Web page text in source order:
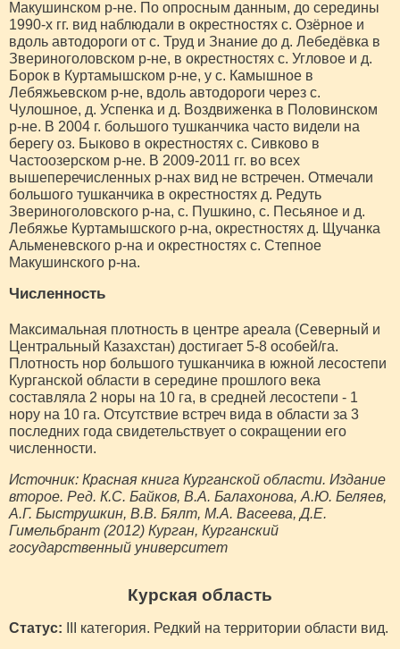
Макушинском р-не. По опросным данным, до середины
1990-х гг. вид наблюдали в окрестностях с. Озёрное и
вдоль автодороги от с. Труд и Знание до д. Лебедёвка в
Звериноголовском р-не, в окрестностях с. Угловое и д.
Борок в Куртамышском р-не, у с. Камышное в
Лебяжьевском р-не, вдоль автодороги через с.
Чулошное, д. Успенка и д. Воздвиженка в Половинском
р-не. В 2004 г. большого тушканчика часто видели на
берегу оз. Быково в окрестностях с. Сивково в
Частоозерском р-не. В 2009-2011 гг. во всех
вышеперечисленных р-нах вид не встречен. Отмечали
большого тушканчика в окрестностях д. Редуть
Звериноголовского р-на, с. Пушкино, с. Песьяное и д.
Лебяжье Куртамышского р-на, окрестностях д. Щучанка
Альменевского р-на и окрестностях с. Степное
Макушинского р-на.
Численность
Максимальная плотность в центре ареала (Северный и
Центральный Казахстан) достигает 5-8 особей/га.
Плотность нор большого тушканчика в южной лесостепи
Курганской области в середине прошлого века
составляла 2 норы на 10 га, в средней лесостепи - 1
нору на 10 га. Отсутствие встреч вида в области за 3
последних года свидетельствует о сокращении его
численности.
Источник: Красная книга Курганской области. Издание
второе. Ред. К.С. Байков, В.А. Балахонова, А.Ю. Беляев,
А.Г. Быструшкин, В.В. Бялт, М.А. Васеева, Д.Е.
Гимельбрант (2012) Курган, Курганский
государственный университет
Курская область
Статус: III категория. Редкий на территории области вид.